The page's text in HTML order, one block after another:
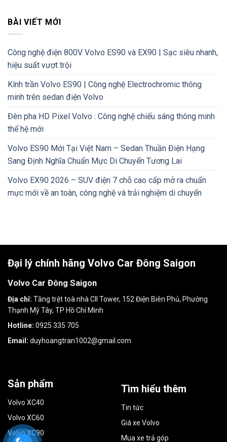
BÀI VIẾT MỚI
Công nghệ điện 800V Volvo ES90 và EX90 | Sạc siêu nhanh,
hiệu suất vượt trội
Kính trần Volvo ES90 | Công nghệ Electrochromic thông
minh trên sedan điện Volvo
Đèn pha HD Pixel Volvo : Công nghệ chiếu sáng thông minh
thế hệ mới
Volvo ES90 Mới Tại Việt Nam – Sedan Thuần Điện Hạng
Sang Định Nghĩa Chuẩn Mực Di Chuyển Tương Lai
Volvo EX90 2026 – SUV điện 7 chỗ cao cấp mở ra chuẩn
mực mới về an toàn, công nghệ và trải nghiệm di chuyển
Đại lý chính hãng Volvo Car Đông Saigon
Volvo Car Đông Saigon
Địa chỉ: Tầng trệt toà nhà CII Tower, 152 Điện Biên Phủ, Phường
Thạnh Mỹ Tây, TP Hồ Chí Minh
Hotline: 0925 335 705
Email: duyhoangtran1002@gmail.com
Sản phẩm
Volvo XC40
Volvo XC60
Volvo XC90
Tìm hiểu thêm
Tin tức
Giá xe Volvo
Mua xe trả góp